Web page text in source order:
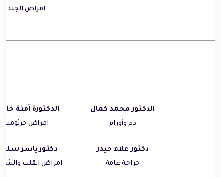
امراض الجلد
الدكتور محمد كمال
دم وأورام
دكتور علاء حيدر
جراحة عامة
الدكتورة آمنة
امراض جرثومية
دكتور ياسر
امراض القلب